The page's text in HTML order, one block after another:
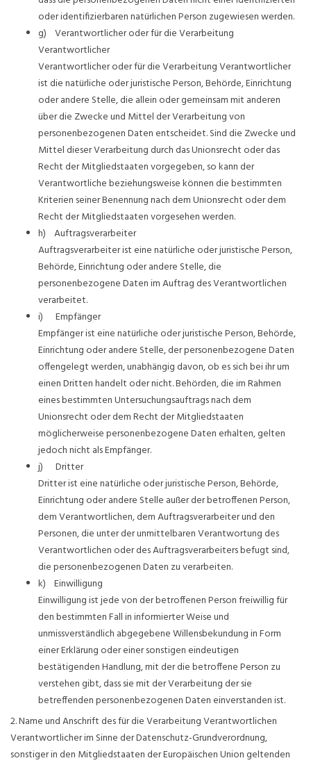
oder identifizierbaren natürlichen Person zugewiesen werden.
g) Verantwortlicher oder für die Verarbeitung
Verantwortlicher
Verantwortlicher oder für die Verarbeitung Verantwortlicher
ist die natürliche oder juristische Person, Behörde, Einrichtung
oder andere Stelle, die allein oder gemeinsam mit anderen
über die Zwecke und Mittel der Verarbeitung von
personenbezogenen Daten entscheidet. Sind die Zwecke und
Mittel dieser Verarbeitung durch das Unionsrecht oder das
Recht der Mitgliedstaaten vorgegeben, so kann der
Verantwortliche beziehungsweise können die bestimmten
Kriterien seiner Benennung nach dem Unionsrecht oder dem
Recht der Mitgliedstaaten vorgesehen werden.
h) Auftragsverarbeiter
Auftragsverarbeiter ist eine natürliche oder juristische Person,
Behörde, Einrichtung oder andere Stelle, die
personenbezogene Daten im Auftrag des Verantwortlichen
verarbeitet.
i) Empfänger
Empfänger ist eine natürliche oder juristische Person, Behörde,
Einrichtung oder andere Stelle, der personenbezogene Daten
offengelegt werden, unabhängig davon, ob es sich bei ihr um
einen Dritten handelt oder nicht. Behörden, die im Rahmen
eines bestimmten Untersuchungsauftrags nach dem
Unionsrecht oder dem Recht der Mitgliedstaaten
möglicherweise personenbezogene Daten erhalten, gelten
jedoch nicht als Empfänger.
j) Dritter
Dritter ist eine natürliche oder juristische Person, Behörde,
Einrichtung oder andere Stelle außer der betroffenen Person,
dem Verantwortlichen, dem Auftragsverarbeiter und den
Personen, die unter der unmittelbaren Verantwortung des
Verantwortlichen oder des Auftragsverarbeiters befugt sind,
die personenbezogenen Daten zu verarbeiten.
k) Einwilligung
Einwilligung ist jede von der betroffenen Person freiwillig für
den bestimmten Fall in informierter Weise und
unmissverständlich abgegebene Willensbekundung in Form
einer Erklärung oder einer sonstigen eindeutigen
bestätigenden Handlung, mit der die betroffene Person zu
verstehen gibt, dass sie mit der Verarbeitung der sie
betreffenden personenbezogenen Daten einverstanden ist.
2. Name und Anschrift des für die Verarbeitung Verantwortlichen
Verantwortlicher im Sinne der Datenschutz-Grundverordnung,
sonstiger in den Mitgliedstaaten der Europäischen Union geltenden